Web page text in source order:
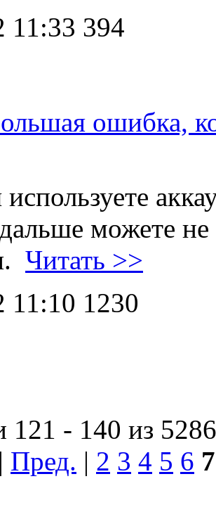
11:33 394
ошибка,
можете не
Читать >>
11:10 1230
121 - 140 из 5286
| Пред. | 2 3 4 5 6 7